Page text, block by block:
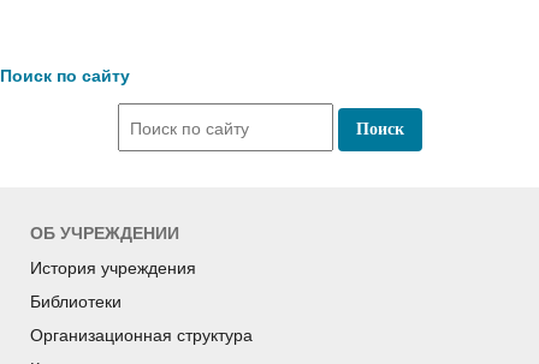
Поиск по сайту
ОБ УЧРЕЖДЕНИИ
История учреждения
Библиотеки
Организационная структура